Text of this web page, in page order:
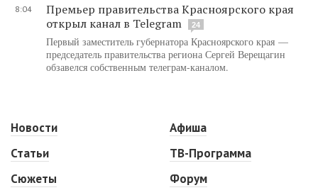
8:04
Премьер правительства Красноярского края
открыл канал в Telegram
24
Первый заместитель губернатора Красноярского края —
председатель правительства региона Сергей Верещагин
обзавелся собственным телеграм-каналом.
Новости
Статьи
Сюжеты
Афиша
ТВ-Программа
Форум